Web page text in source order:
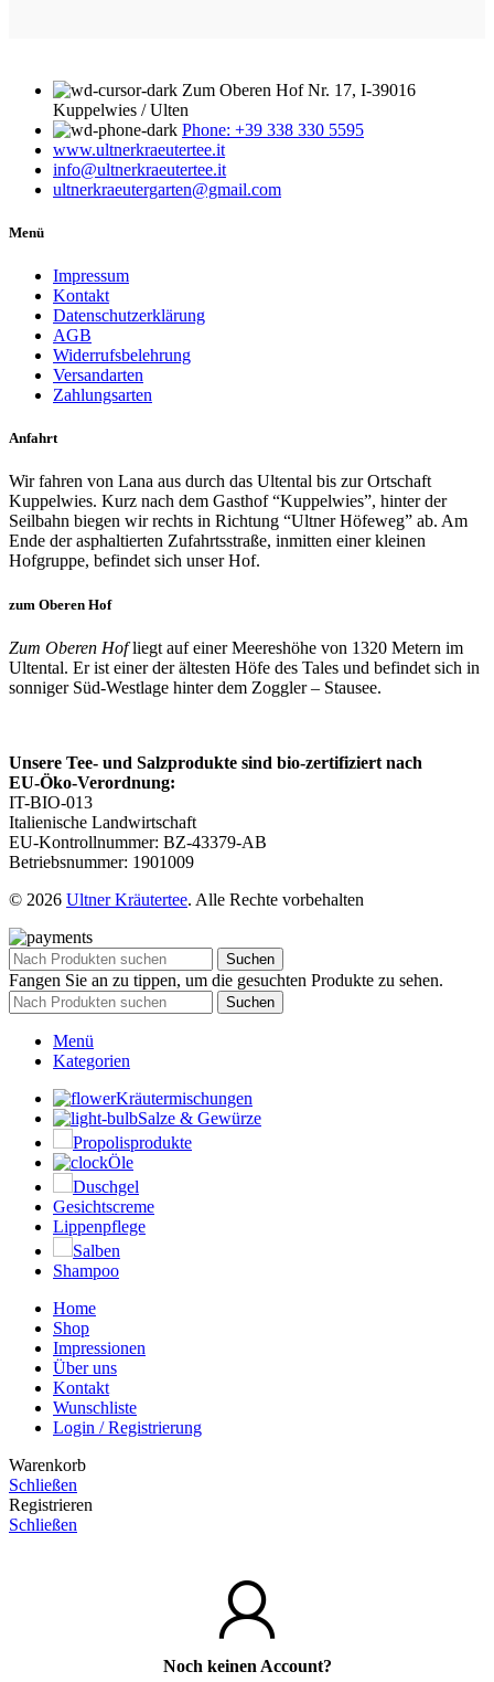
Zum Oberen Hof Nr. 17, I-39016
Kuppelwies / Ulten
Phone: +39 338 330 5595
www.ultnerkraeutertee.it
info@ultnerkraeutertee.it
ultnerkraeutergarten@gmail.com
Menü
Impressum
Kontakt
Datenschutzerklärung
AGB
Widerrufsbelehrung
Versandarten
Zahlungsarten
Anfahrt
Wir fahren von Lana aus durch das Ultental bis zur Ortschaft
Kuppelwies. Kurz nach dem Gasthof “Kuppelwies”, hinter der
Seilbahn biegen wir rechts in Richtung “Ultner Höfeweg” ab. Am
Ende der asphaltierten Zufahrtsstraße, inmitten einer kleinen
Hofgruppe, befindet sich unser Hof.
zum Oberen Hof
Zum Oberen Hofliegt auf einer Meereshöhe von 1320 Metern im
Ultental. Er ist einer der ältesten Höfe des Tales und befindet sich in
sonniger Süd-Westlage hinter dem Zoggler – Stausee.
Unsere Tee‑ und Salzprodukte sind bio‑zertifiziert nach
EU‑Öko‑Verordnung:
IT-BIO-013
Italienische Landwirtschaft
EU-Kontrollnummer: BZ-43379-AB
Betriebsnummer: 1901009
© 2026 Ultner Kräutertee. Alle Rechte vorbehalten
Suchen
Fangen Sie an zu tippen, um die gesuchten Produkte zu sehen.
Suchen
Menü
Kategorien
Kräutermischungen
Salze & Gewürze
Propolisprodukte
Öle
Duschgel
Gesichtscreme
Lippenpflege
Salben
Shampoo
Home
Shop
Impressionen
Über uns
Kontakt
Wunschliste
Login / Registrierung
Warenkorb
Schließen
Registrieren
Schließen
Noch keinen Account?